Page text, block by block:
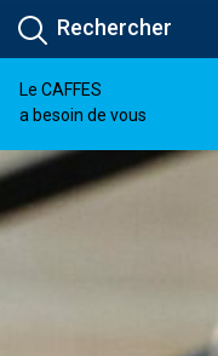
Le CAFFES
a besoin de vous